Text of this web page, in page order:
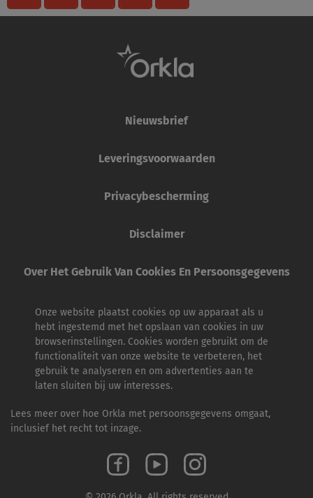
Nieuwsbrief
Leveringsvoorwaarden
Privacybescherming
Disclaimer
Over Het Gebruik Van Cookies En Persoonsgegevens
Onze website plaatst cookies op uw apparaat als u
hebt ingestemd met het opslaan van cookies in uw
browserinstellingen. Cookies worden gebruikt om de
functionaliteit van onze website te verbeteren, het
gebruik te analyseren en om advertenties aan te
laten sluiten bij uw interesses.
Lees meer over hoe Orkla met persoonsgegevens omgaat,
inclusief het recht tot inzage.